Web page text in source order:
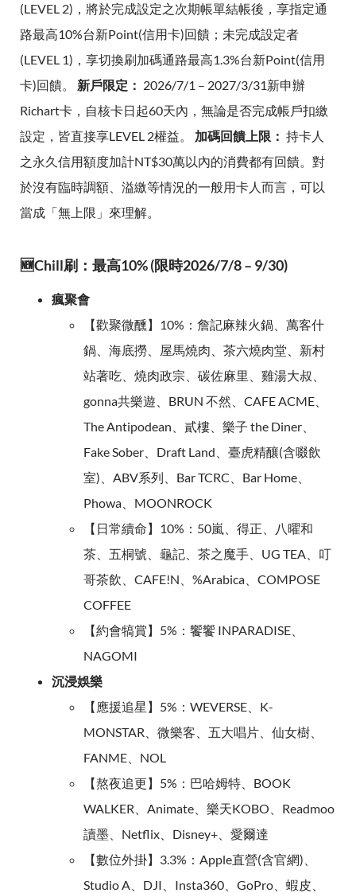
(LEVEL 2)，將於完成設定之次期帳單結帳後，享指定通
路最高10%台新Point(信用卡)回饋；未完成設定者
(LEVEL 1)，享切換刷加碼通路最高1.3%台新Point(信用
卡)回饋。 新戶限定： 2026/7/1 – 2027/3/31新申辦
Richart卡，自核卡日起60天內，無論是否完成帳戶扣繳
設定，皆直接享LEVEL 2權益。 加碼回饋上限： 持卡人
之永久信用額度加計NT$30萬以內的消費都有回饋。對
於沒有臨時調額、溢繳等情況的一般用卡人而言，可以
當成「無上限」來理解。
🆕Chill刷：最高10% (限時2026/7/8 – 9/30)
瘋聚會
【歡聚微醺】10%：詹記麻辣火鍋、萬客什
鍋、海底撈、屋馬燒肉、茶六燒肉堂、新村
站著吃、燒肉政宗、碳佐麻里、雞湯大叔、
gonna共樂遊、BRUN 不然、CAFE ACME、
The Antipodean、貳樓、樂子 the Diner、
Fake Sober、Draft Land、臺虎精釀(含啜飲
室)、ABV系列、Bar TCRC、Bar Home、
Phowa、MOONROCK
【日常續命】10%：50嵐、得正、八曜和
茶、五桐號、龜記、茶之魔手、UG TEA、叮
哥茶飲、CAFE!N、%Arabica、COMPOSE
COFFEE
【約會犒賞】5%：饗饗 INPARADISE、
NAGOMI
沉浸娛樂
【應援追星】5%：WEVERSE、K-
MONSTAR、微樂客、五大唱片、仙女樹、
FANME、NOL
【熬夜追更】5%：巴哈姆特、BOOK
WALKER、Animate、樂天KOBO、Readmoo
讀墨、Netflix、Disney+、愛爾達
【數位外掛】3.3%：Apple直營(含官網)、
Studio A、DJI、Insta360、GoPro、蝦皮、